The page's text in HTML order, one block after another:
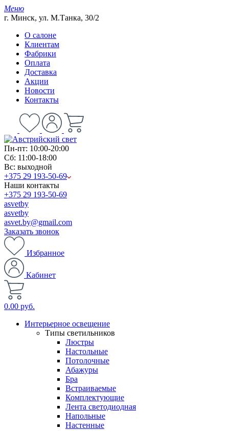
Меню
г. Минск, ул. М.Танка, 30/2
О салоне
Клиентам
Фабрики
Оплата
Доставка
Акции
Новости
Контакты
Пн-пт: 10:00-20:00
Сб: 11:00-18:00
Вс: выходной
+375 29 193-50-69
Наши контакты
+375 29 193-50-69
asvetby
asvetby
asvet.by@gmail.com
Заказать звонок
Избранное
Кабинет
0.00 руб.
Интерьерное освещение
Типы светильников
Люстры
Настольные
Потолочные
Абажуры
Бра
Встраиваемые
Комплектующие
Лента светодиодная
Напольные
Настенные